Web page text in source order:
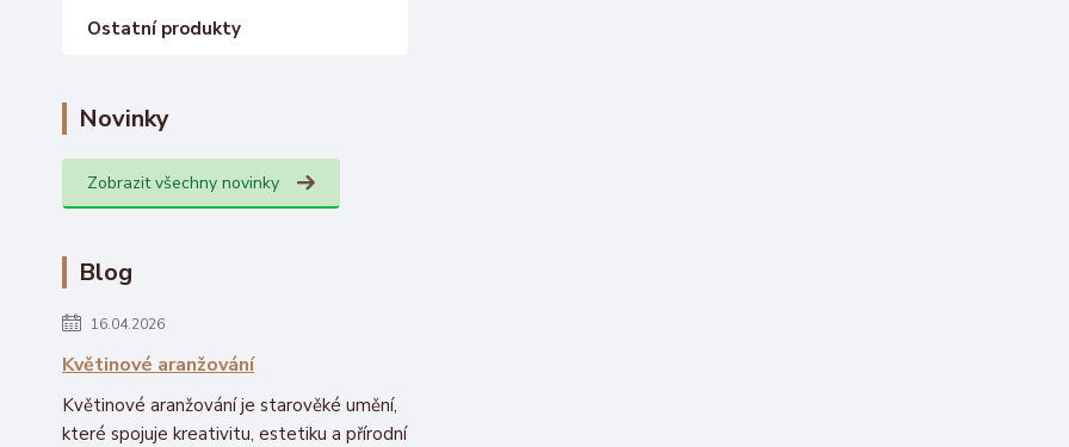
Ostatní produkty
Novinky
Zobrazit všechny novinky
Blog
16.04.2026
Květinové aranžování
Květinové aranžování je starověké umění,
které spojuje kreativitu, estetiku a přírodní